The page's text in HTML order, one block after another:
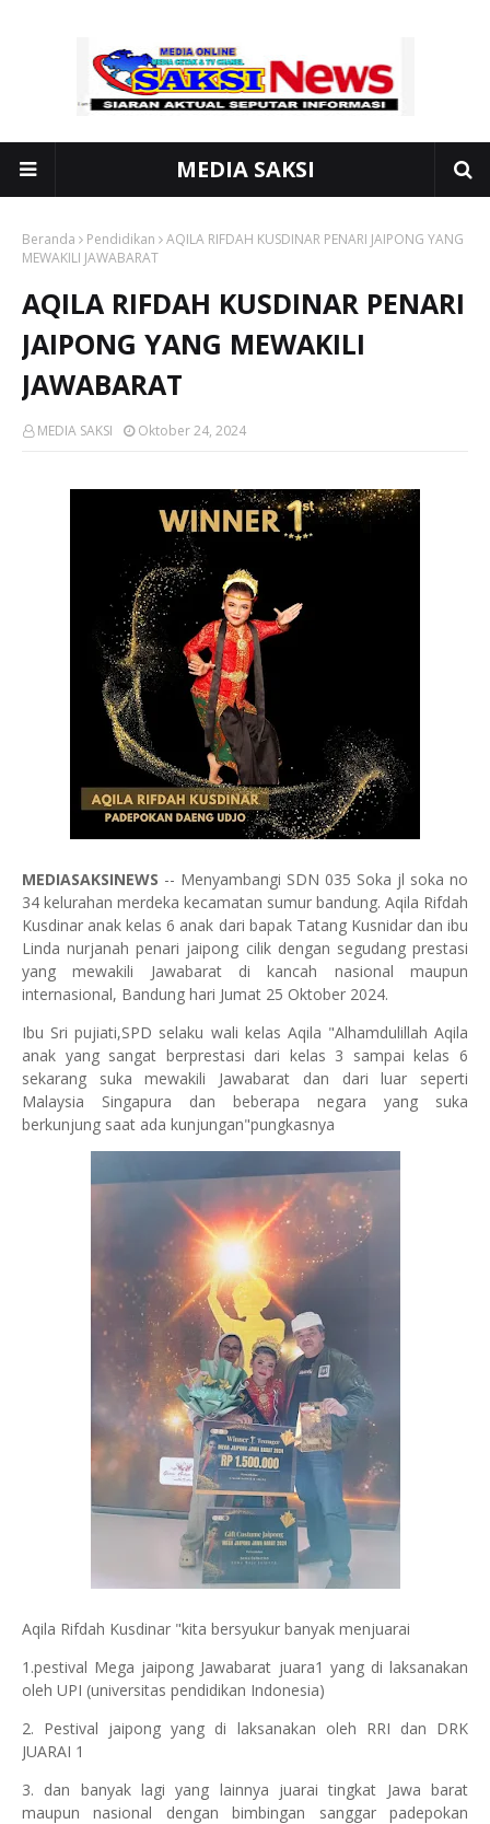
MEDIA SAKSI
Beranda Pendidikan
AQILA RIFDAH KUSDINAR PENARI JAIPONG YANG
MEWAKILI JAWABARAT
AQILA RIFDAH KUSDINAR PENARI
JAIPONG YANG MEWAKILI
JAWABARAT
MEDIA SAKSI Oktober 24, 2024
MEDIASAKSINEWS -- Menyambangi SDN 035 Soka jl soka no
34 kelurahan merdeka kecamatan sumur bandung. Aqila Rifdah
Kusdinar anak kelas 6 anak dari bapak Tatang Kusnidar dan ibu
Linda nurjanah penari jaipong cilik dengan segudang prestasi
yang mewakili Jawabarat di kancah nasional maupun
internasional, Bandung hari Jumat 25 Oktober 2024.
Ibu Sri pujiati,SPD selaku wali kelas Aqila "Alhamdulillah Aqila
anak yang sangat berprestasi dari kelas 3 sampai kelas 6
sekarang suka mewakili Jawabarat dan dari luar seperti
Malaysia Singapura dan beberapa negara yang suka
berkunjung saat ada kunjungan"pungkasnya
Aqila Rifdah Kusdinar "kita bersyukur banyak menjuarai
1.pestival Mega jaipong Jawabarat juara1 yang di laksanakan
oleh UPI (universitas pendidikan Indonesia)
2. Pestival jaipong yang di laksanakan oleh RRI dan DRK
JUARAI 1
3. dan banyak lagi yang lainnya juarai tingkat Jawa barat
maupun nasional dengan bimbingan sanggar padepokan